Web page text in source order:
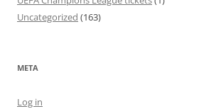
Uncategorized (163)
META
Log in